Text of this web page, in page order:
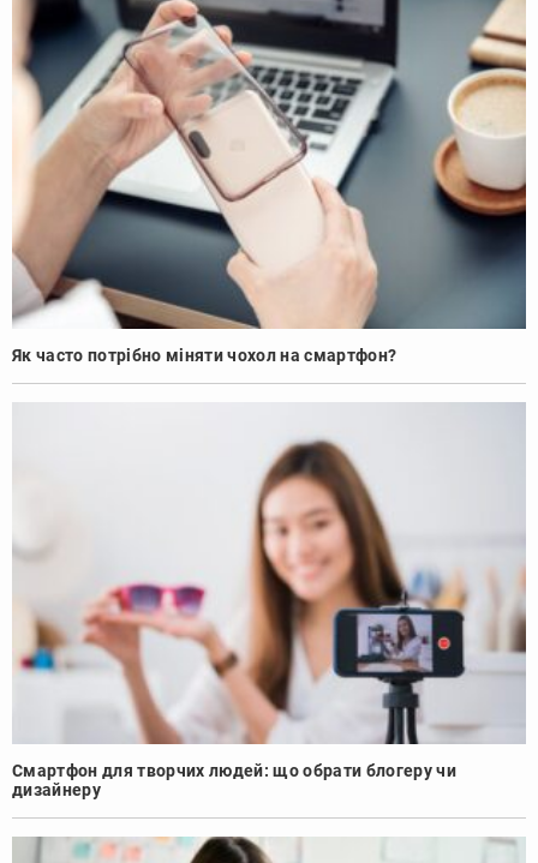
Як часто потрібно міняти чохол на смартфон?
Смартфон для творчих людей: що обрати блогеру чи
дизайнеру